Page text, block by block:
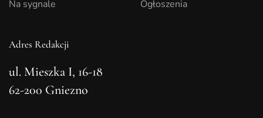
Na sygnale
Ogłoszenia
Adres Redakcji
ul. Mieszka I, 16-18
62-200 Gniezno